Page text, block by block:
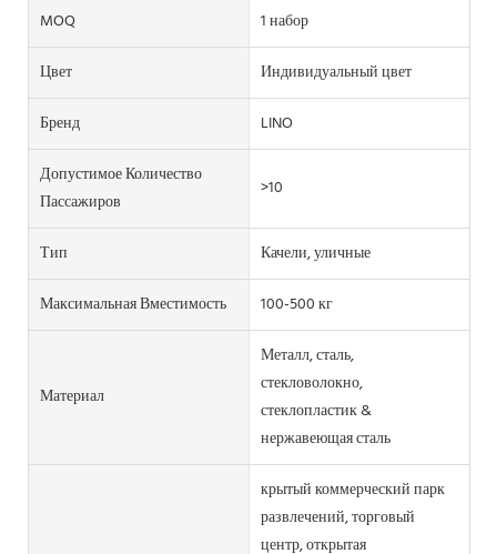
MOQ
1 набор
Цвет
Индивидуальный цвет
Бренд
LINO
Допустимое Количество
Пассажиров
>10
Тип
Качели, уличные
Максимальная Вместимость
100-500 кг
Материал
Металл, сталь,
стекловолокно,
стеклопластик &
нержавеющая сталь
крытый коммерческий парк
развлечений, торговый
центр, открытая